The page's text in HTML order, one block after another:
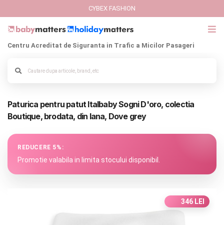
Italbaby Collections
CARUCIOARE COPII
CYBEX FASHION
Centru Acreditat de Siguranta in Trafic a Micilor Pasageri
Paturica pentru patut Italbaby Sogni D'oro, colectia
Boutique, brodata, din lana, Dove grey
REDUCERE 5%:
Promotie valabila in limita stocului disponibil.
346 LEI